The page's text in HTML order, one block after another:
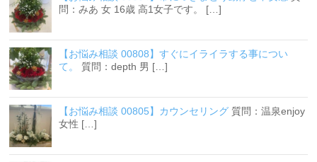
問：みあ 女 16歳 高1女子です。 […]
【お悩み相談 00808】すぐにイライラする事につい
て。
質問：depth 男 […]
【お悩み相談 00805】カウンセリング 質問：温泉enjoy
女性 […]